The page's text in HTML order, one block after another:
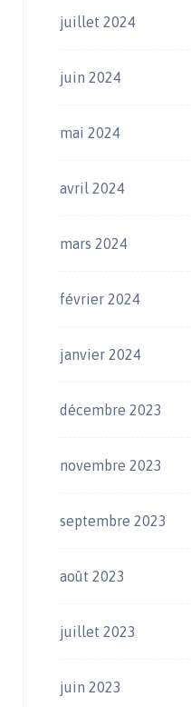
juillet 2024
juin 2024
mai 2024
avril 2024
mars 2024
février 2024
janvier 2024
décembre 2023
novembre 2023
septembre 2023
août 2023
juillet 2023
juin 2023